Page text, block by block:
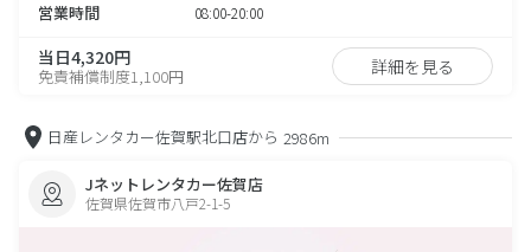
営業時間 08:00-20:00
当日4,320円
免責補償制度1,100円 詳細を見る
日産レンタカー佐賀駅北口店から 2986m
Jネットレンタカー佐賀店
佐賀県佐賀市八戸2-1-5